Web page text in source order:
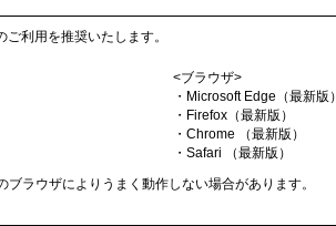
利用を推奨いたします。
<ブラウザ>
・Microsoft Edge（最新版）
・Firefox（最新版）
・Chrome （最新版）
・Safari （最新版）
ラウザによりうまく動作しない場合があります。